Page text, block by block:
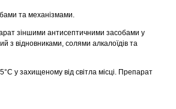
та механізмами.
зіншими антисептичними засобами у
з відновниками, солями алкалоїдів та
у захищеному від світла місці. Препарат